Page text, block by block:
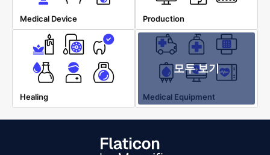
Medical Device Production
Healing
모두 보기
Medical Equipment